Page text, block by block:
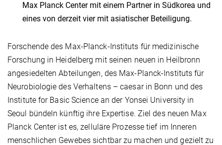
Max Planck Center mit einem Partner in Südkorea und
eines von derzeit vier mit asiatischer Beteiligung.
Forschende des Max-Planck-Instituts für medizinische
Forschung in Heidelberg mit seinen neuen in Heilbronn
angesiedelten Abteilungen, des Max-Planck-Instituts für
Neurobiologie des Verhaltens – caesar in Bonn und des
Institute for Basic Science an der Yonsei University in
Seoul bündeln künftig ihre Expertise. Ziel des neuen Max
Planck Center ist es, zelluläre Prozesse tief im Inneren
menschlichen Gewebes sichtbar zu machen und gezielt zu